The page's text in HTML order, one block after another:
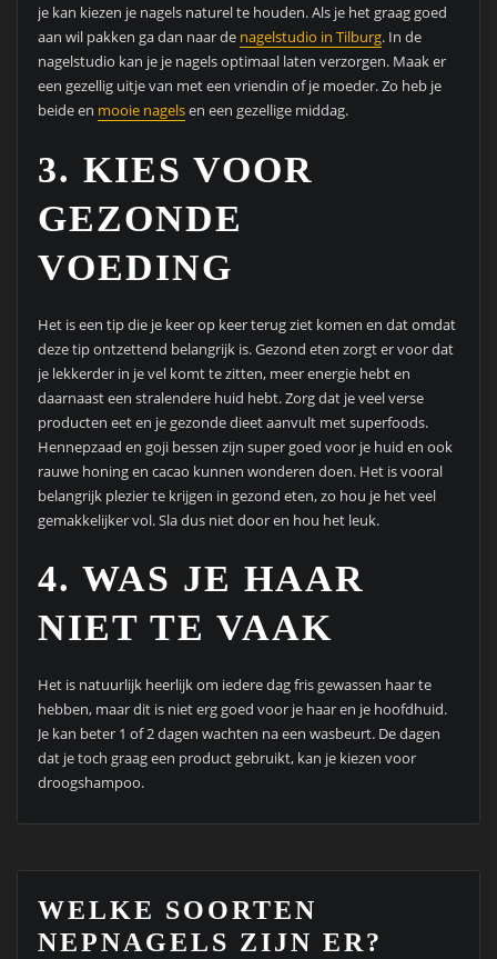
je kan kiezen je nagels naturel te houden. Als je het graag goed
aan wil pakken ga dan naar de nagelstudio in Tilburg. In de
nagelstudio kan je je nagels optimaal laten verzorgen. Maak er
een gezellig uitje van met een vriendin of je moeder. Zo heb je
beide en mooie nagelsen een gezellige middag.
3. KIES VOOR
GEZONDE
VOEDING
Het is een tip die je keer op keer terug ziet komen en dat omdat
deze tip ontzettend belangrijk is. Gezond eten zorgt er voor dat
je lekkerder in je vel komt te zitten, meer energie hebt en
daarnaast een stralendere huid hebt. Zorg dat je veel verse
producten eet en je gezonde dieet aanvult met superfoods.
Hennepzaad en goji bessen zijn super goed voor je huid en ook
rauwe honing en cacao kunnen wonderen doen. Het is vooral
belangrijk plezier te krijgen in gezond eten, zo hou je het veel
gemakkelijker vol. Sla dus niet door en hou het leuk.
4. WAS JE HAAR
NIET TE VAAK
Het is natuurlijk heerlijk om iedere dag fris gewassen haar te
hebben, maar dit is niet erg goed voor je haar en je hoofdhuid.
Je kan beter 1 of 2 dagen wachten na een wasbeurt. De dagen
dat je toch graag een product gebruikt, kan je kiezen voor
droogshampoo.
WELKE SOORTEN
NEPNAGELS ZIJN ER?